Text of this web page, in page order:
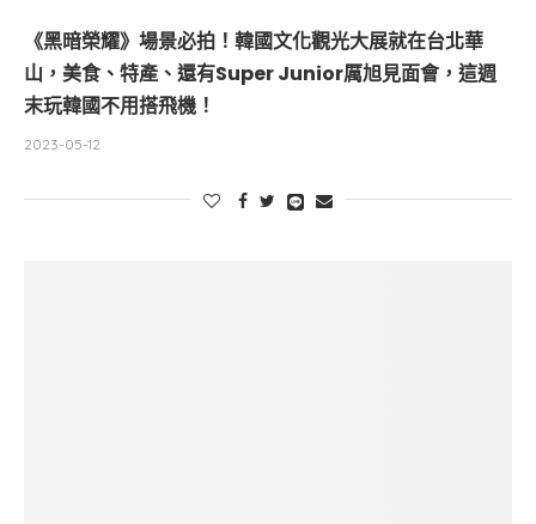
《黑暗榮耀》場景必拍！韓國文化觀光大展就在台北華
山，美食、特產、還有Super Junior厲旭見面會，這週
末玩韓國不用搭飛機！
2023-05-12